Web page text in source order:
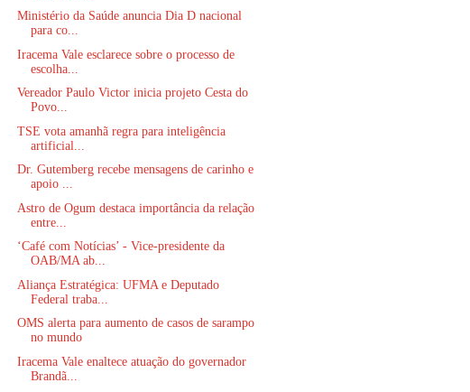
Ministério da Saúde anuncia Dia D nacional
para co...
Iracema Vale esclarece sobre o processo de
escolha...
Vereador Paulo Victor inicia projeto Cesta do
Povo...
TSE vota amanhã regra para inteligência
artificial...
Dr. Gutemberg recebe mensagens de carinho e
apoio ...
Astro de Ogum destaca importância da relação
entre...
‘Café com Notícias’ - Vice-presidente da
OAB/MA ab...
Aliança Estratégica: UFMA e Deputado
Federal traba...
OMS alerta para aumento de casos de sarampo
no mundo
Iracema Vale enaltece atuação do governador
Brandã...